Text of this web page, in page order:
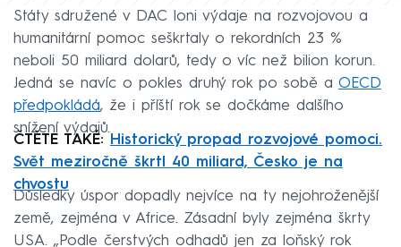
Státy sdružené v DAC loni výdaje na rozvojovou a
humanitární pomoc seškrtaly o rekordních 23 %
neboli 50 miliard dolarů, tedy o víc než bilion korun.
Jedná se navíc o pokles druhý rok po sobě a OECD
předpokládá, že i příští rok se dočkáme dalšího
snížení výdajů.
ČTĚTE TAKÉ: Historický propad rozvojové pomoci.
Svět meziročně škrtl 40 miliard, Česko je na
chvostu
Důsledky úspor dopadly nejvíce na ty nejohroženější
země, zejména v Africe. Zásadní byly zejména škrty
USA. „Podle čerstvých odhadů jen za loňský rok